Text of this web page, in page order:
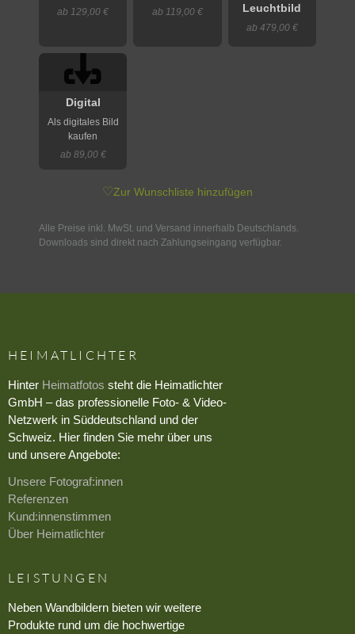
ab 129,00 € ab 119,00 €
Leuchtbild
ab 479,00 €
Digital
Als digitales Bild
kaufen
ab 89,00 €
♡Zur Wunschliste hinzufügen
Alle Preise inkl. MwSt. und Versand innerhalb Deutschlands.
Downloads sind direkt nach Zahlungseingang verfügbar.
HEIMATLICHTER
Hinter Heimatfotos steht die Heimatlichter
GmbH – das professionelle Foto- & Video-
Netzwerk in Süddeutschland und der
Schweiz. Hier finden Sie mehr über uns
und unsere Angebote:
Unsere Fotograf:innen
Referenzen
Kund:innenstimmen
Über Heimatlichter
LEISTUNGEN
Neben Wandbildern bieten wir weitere
Produkte rund um die hochwertige